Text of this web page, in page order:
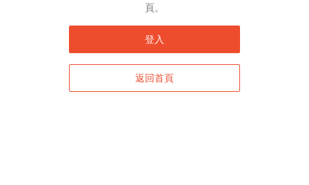
頁。
登入
返回首頁